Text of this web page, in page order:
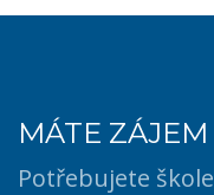
MÁTE
Potřebujete